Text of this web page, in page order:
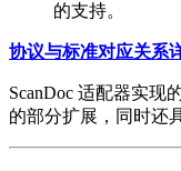
的支持。
协议与标准对应关系
ScanDoc 适配器实现
的部分扩展，同时还